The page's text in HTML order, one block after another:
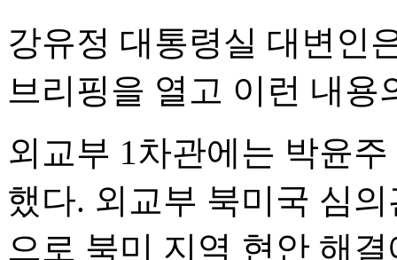
강유정 대통령실 대변인
브리핑을 열고 이런 내용
외교부 1차관에는 박윤
했다. 외교부 북미국 심
으로 북미 지역 현안 해